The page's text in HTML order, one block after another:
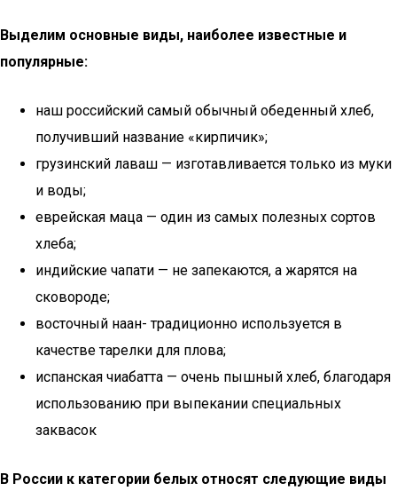
Выделим основные виды, наиболее известные и
популярные:
наш российский самый обычный обеденный хлеб,
получивший название «кирпичик»;
грузинский лаваш — изготавливается только из муки
и воды;
еврейская маца — один из самых полезных сортов
хлеба;
индийские чапати — не запекаются, а жарятся на
сковороде;
восточный наан- традиционно используется в
качестве тарелки для плова;
испанская чиабатта — очень пышный хлеб, благодаря
использованию при выпекании специальных
заквасок
В России к категории белых относят следующие виды